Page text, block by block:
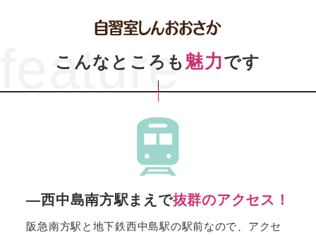
こんなところも 魅力です
feature
―西中島南方駅まえで抜群のアクセス！
阪急南方駅と地下鉄西中島駅の駅前なので、アクセ